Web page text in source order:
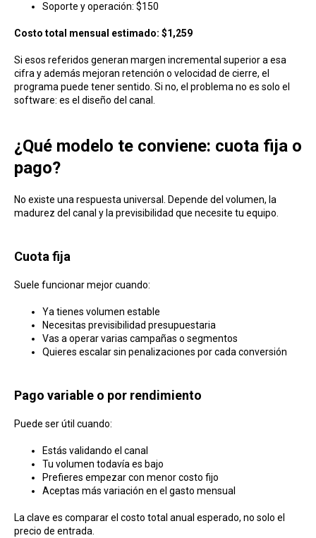
Soporte y operación: $150
Costo total mensual estimado: $1,259
Si esos referidos generan margen incremental superior a esa
cifra y además mejoran retención o velocidad de cierre, el
programa puede tener sentido. Si no, el problema no es solo el
software: es el diseño del canal.
¿Qué modelo te conviene: cuota fija o
pago?
No existe una respuesta universal. Depende del volumen, la
madurez del canal y la previsibilidad que necesite tu equipo.
Cuota fija
Suele funcionar mejor cuando:
Ya tienes volumen estable
Necesitas previsibilidad presupuestaria
Vas a operar varias campañas o segmentos
Quieres escalar sin penalizaciones por cada conversión
Pago variable o por rendimiento
Puede ser útil cuando:
Estás validando el canal
Tu volumen todavía es bajo
Prefieres empezar con menor costo fijo
Aceptas más variación en el gasto mensual
La clave es comparar el costo total anual esperado, no solo el
precio de entrada.